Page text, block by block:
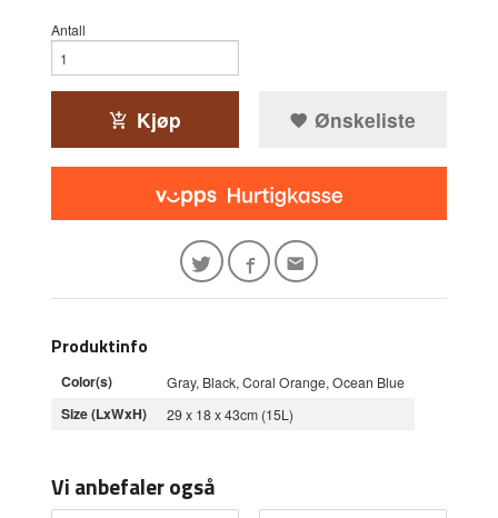
Antall
Kjøp Ønskeliste
Produktinfo
Color(s) Gray, Black, Coral Orange, Ocean Blue
Size (LxWxH) 29 x 18 x 43cm (15L)
Vi anbefaler også